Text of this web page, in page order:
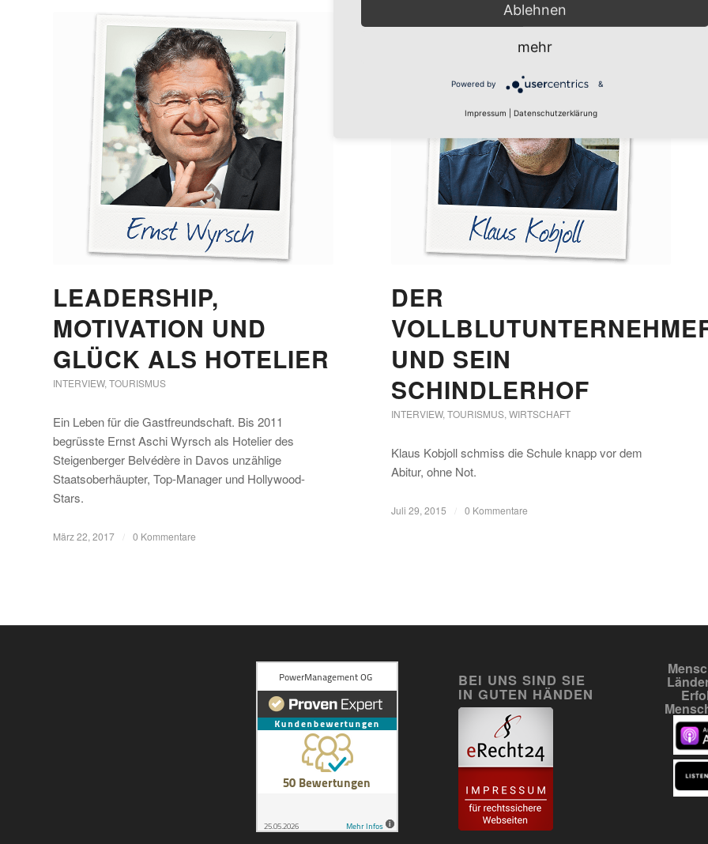
LEADERSHIP,
MOTIVATION UND
GLÜCK ALS HOTELIER
INTERVIEW,TOURISMUS
Ein Leben für die Gastfreundschaft. Bis 2011
begrüsste Ernst Aschi Wyrsch als Hotelier des
Steigenberger Belvédère in Davos unzählige
Staatsoberhäupter, Top-Manager und Hollywood-
Stars.
März 22, 2017 0 Kommentare
DER
UND SEIN
SCHINDLERHOF
INTERVIEW,TOURISMUS,WIRTSCHAFT
Klaus Kobjoll schmiss die Schule knapp vor dem
Abitur, ohne Not.
Juli 29, 2015 0 Kommentare
BEI UNS SIND SIE
IN GUTEN HÄNDEN
Ablehnen
mehr
Powered by &
Impressum Datenschutzerklärung